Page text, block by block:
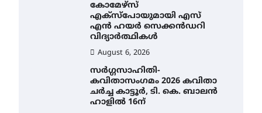
കോമേഴ്സ്
എക്സ്പോയുമായി എസ്
എൻ ഹയർ സെക്കൻഡറി
വിദ്യാർത്ഥികൾ
August 6, 2026
സർഗ്ഗസാഹിതി-
കവിതാസംഗമം 2026 കവിതാ
ചർച്ച കാട്ടൂർ, ടി. കെ. ബാലൻ
ഹാളിൽ 16ന്